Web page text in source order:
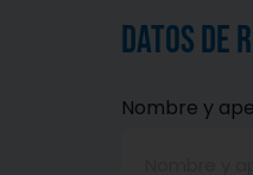
Datos de
Nombre y